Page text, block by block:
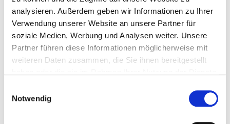
analysieren. Außerdem geben wir Informationen zu Ihrer
Verwendung unserer Website an unsere Partner für
soziale Medien, Werbung und Analysen weiter. Unsere
Partner führen diese Informationen möglicherweise mit
weiteren Daten zusammen, die Sie ihnen bereitgestellt
Notwendig
Zusammengefasst: Dieses OL-Ding ist hier richtig,
richtig groß! Ich vermute, da kann Deutschland nur
bei der Fußballweltmeisterschaft mithalten. Und die
ist ja auch noch dieses Jahr! Oh je, oh je, oh je! Es
steht uns noch was bevor im fußballbegeisterten
Øra!